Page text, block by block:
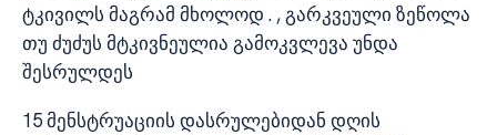
ტკივილს მაგრამ მხოლოდ . , გარკვეული ზეწოლა
თუ ძუძუს მტკივნეულია გამოკვლევა უნდა
შესრულდეს
15 მენსტრუაციის დასრულებიდან დღის